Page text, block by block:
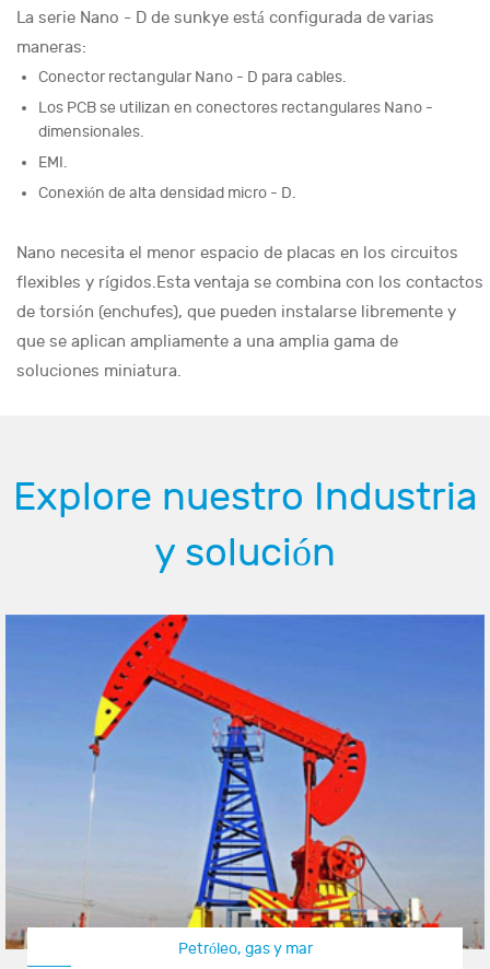
La serie Nano - D de sunkye está configurada de varias
maneras:
Conector rectangular Nano - D para cables.
Los PCB se utilizan en conectores rectangulares Nano -
dimensionales.
EMI.
Conexión de alta densidad micro - D.
Nano necesita el menor espacio de placas en los circuitos
flexibles y rígidos.Esta ventaja se combina con los contactos
de torsión (enchufes), que pueden instalarse libremente y
que se aplican ampliamente a una amplia gama de
soluciones miniatura.
Explore nuestro Industria
y solución
Petróleo, gas y mar